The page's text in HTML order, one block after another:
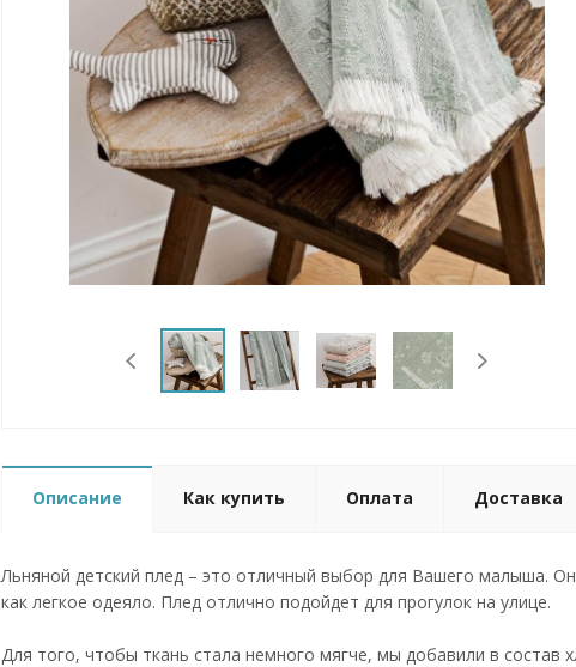
Описание Как купить Оплата Доставка
Льняной детский плед – это отличный выбор для Вашего малыша.
как легкое одеяло. Плед отлично подойдет для прогулок на улице.
Для того, чтобы ткань стала немного мягче, мы добавили в состав